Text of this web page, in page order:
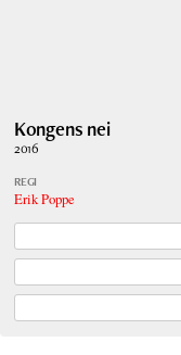
Kongens nei
2016
REGI
Erik Poppe